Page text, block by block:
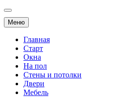
Меню
Главная
Старт
Окна
На пол
Стены и потолки
Двери
Мебель